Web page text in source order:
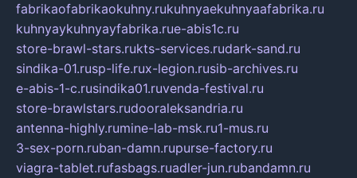
fabrikaofabrikaokuhny.rukuhnyaekuhnyaafabrika.ru
kuhnyaykuhnyayfabrika.rue-abis1c.ru
store-brawl-stars.rukts-services.rudark-sand.ru
sindika-01.rusp-life.rux-legion.rusib-archives.ru
e-abis-1-c.rusindika01.ruvenda-festival.ru
store-brawlstars.rudooraleksandria.ru
antenna-highly.rumine-lab-msk.ru1-mus.ru
3-sex-porn.ruban-damn.rupurse-factory.ru
viagra-tablet.rufasbags.ruadler-jun.rubandamn.ru